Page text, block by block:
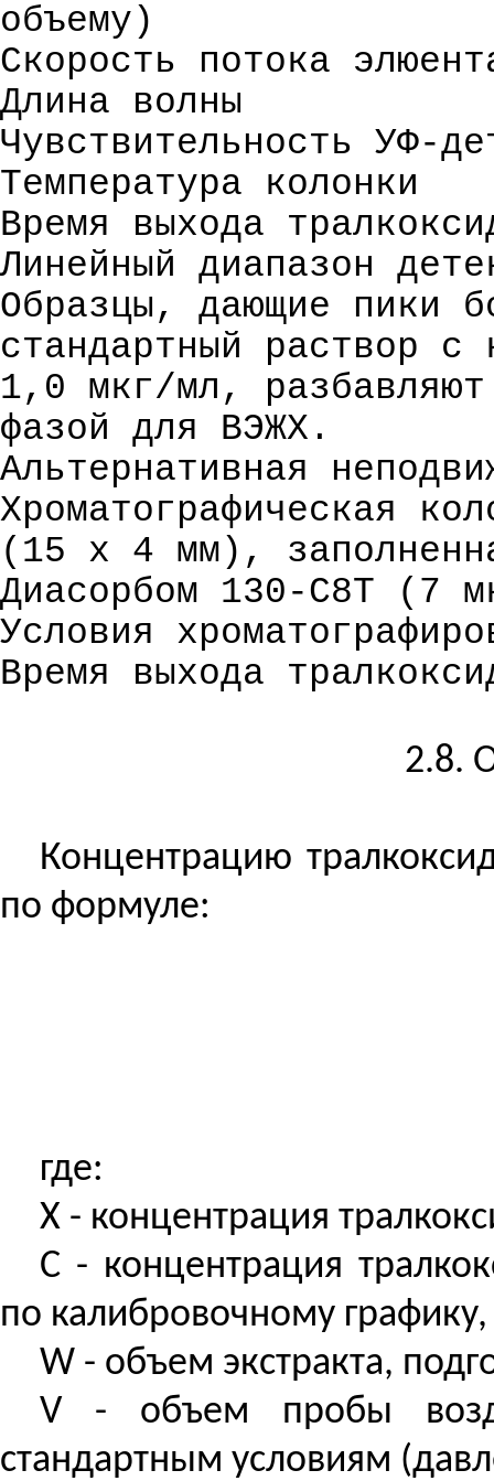
объему)
Скорость потока
Длина волны
Чувствительность УФ-
Температура колонки
Время выхода
Линейный диапазон
Образцы, дающие пики
стандартный раствор с
1,0 мкг/мл, разбавляют
фазой для ВЭЖХ.
Альтернативная
Хроматографическая
(15 х 4 мм),
Диасорбом 130-С8Т (7
Условия
Время выхода
2.8.
Концентрацию
по формуле:
где:
Х - концентрация
С - концентрация
по калибровочному
W - объем экстракта,
V - объем пробы
стандартным условиям